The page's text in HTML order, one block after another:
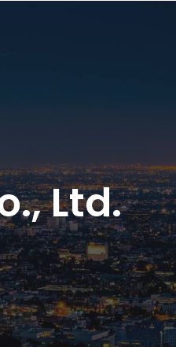
Ltd.